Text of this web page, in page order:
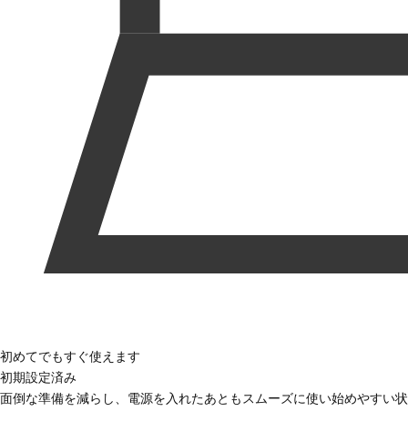
初めてでもすぐ使えます
初期設定済み
面倒な準備を減らし、電源を入れたあともスムーズに使い始めやすい